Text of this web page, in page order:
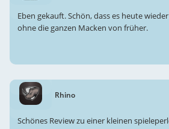
Eben gekauft. Schön, dass es heute
ohne die ganzen Macken von früher.
Rhino
Schönes Review zu einer kleinen